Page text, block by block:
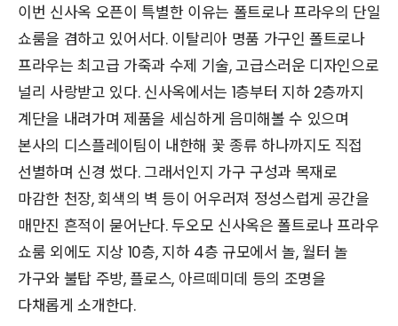
이번 신사옥 오픈이 특별한 이유는 폴트로나 프라우의 단일
쇼룸을 겸하고 있어서다. 이탈리아 명품 가구인 폴트로나
프라우는 최고급 가죽과 수제 기술, 고급스러운 디자인으로
널리 사랑받고 있다. 신사옥에서는 1층부터 지하 2층까지
계단을 내려가며 제품을 세심하게 음미해볼 수 있으며
본사의 디스플레이팀이 내한해 꽃 종류 하나까지도 직접
선별하며 신경 썼다. 그래서인지 가구 구성과 목재로
마감한 천장, 회색의 벽 등이 어우러져 정성스럽게 공간을
매만진 흔적이 묻어난다. 두오모 신사옥은 폴트로나 프라우
쇼룸 외에도 지상 10층, 지하 4층 규모에서 놀, 월터 놀
가구와 불탑 주방, 플로스, 아르떼미데 등의 조명을
다채롭게 소개한다.